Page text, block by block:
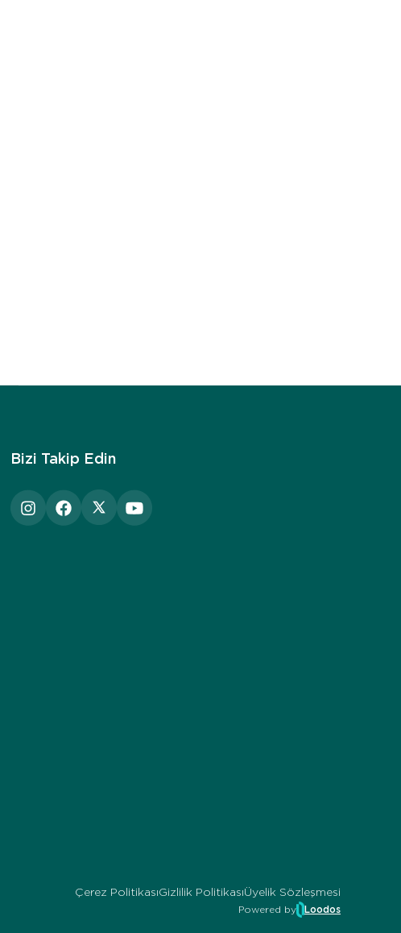
Bizi Takip Edin
Çerez PolitikasıGizlilik PolitikasıÜyelik Sözleşmesi
Powered by Loodos